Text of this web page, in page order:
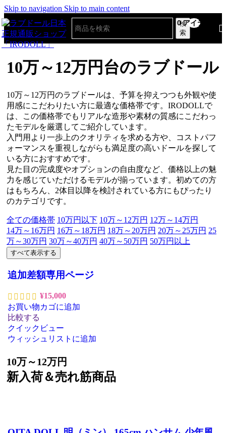
Skip to navigation Skip to main content
検
索
0アイテム
10万～12万円台のラブドール
10万～12万円のラブドールは、予算を抑えつつも外観や使
用感にこだわりたい方に最適な価格帯です。IRODOLLで
は、この価格帯でもリアルな造形や素材の質感にこだわっ
たモデルを厳選してご紹介しています。
入門用より一歩上のクオリティを求める方や、コストパフ
ォーマンスを重視しながらも満足度の高いドールを探して
いる方におすすめです。
見た目の完成度やオプションの自由度など、価格以上の魅
力を感じていただけるモデルが揃っています。初めての方
はもちろん、2体目以降を検討されている方にもぴったり
のカテゴリです。
全ての価格帯 10万円以下 10万～12万円 12万～14万円
14万～16万円 16万～18万円 18万～20万円 20万～25万円 25
万～30万円 30万～40万円 40万～50万円 50万円以上
すべて表示する
追加差額専用ページ
¥15,000
お買い物カゴに追加
比較する
クイックビュー
ウィッシュリストに追加
10万～12万円
新入荷＆売れ筋商品